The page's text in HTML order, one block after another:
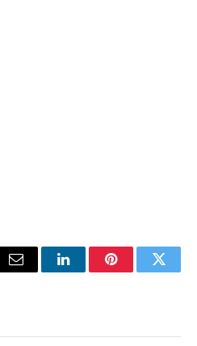
Email LinkedInPinterest